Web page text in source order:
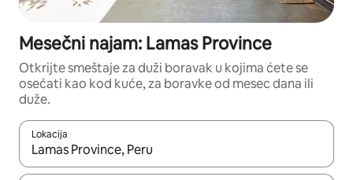
Mesečni najam: Lamas Province
Otkrijte smeštaje za duži boravak u kojima ćete se
osećati kao kod kuće, za boravke od mesec dana ili
duže.
Lokacija
Kad su rezultati dostupni, možete da se krećete kroz njih